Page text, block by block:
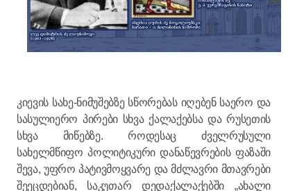
კიევის სახე-ნიმუშებზე სწორებას იღებენ საერო და
სასულიერო პირები სხვა ქალაქებსა და რუსეთის
სხვა მიწებზე. როდესაც ძველრუსული
სახელმწიფო პოლიტიკური დანაწევრების ფაზაში
შევა, უფრო პატივმოყვარე და მძლავრი მთავრები
შეეცდებიან, საკუთარ დედაქალაქებში „ახალი